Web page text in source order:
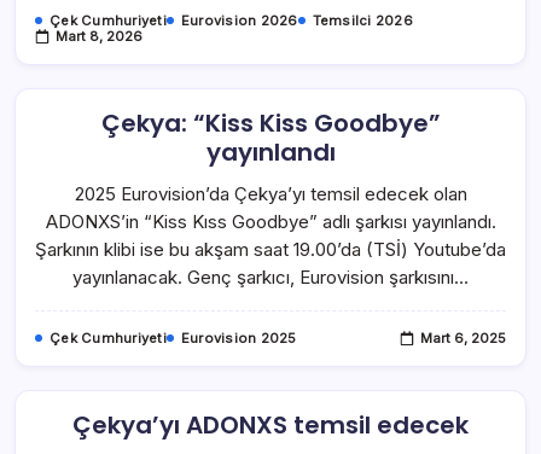
Çek Cumhuriyeti Eurovision 2026
Temsilci 2026
Mart 8, 2026
Çekya: “Kiss Kiss Goodbye”
yayınlandı
2025 Eurovision’da Çekya’yı temsil edecek olan
ADONXS’in “Kiss Kıss Goodbye” adlı şarkısı yayınlandı.
Şarkının klibi ise bu akşam saat 19.00’da (TSİ) Youtube’da
yayınlanacak. Genç şarkıcı, Eurovision şarkısını…
Çek Cumhuriyeti Eurovision 2025 Mart 6, 2025
Çekya’yı ADONXS temsil edecek